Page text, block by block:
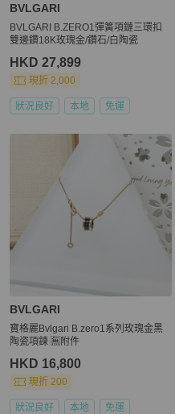
BVLGARI
BVLGARI B.ZERO1彈簧項鏈三環扣
雙邊鑽18K玫瑰金/鑽石/白陶瓷
HKD 27,899
現折 2,000
狀況良好 本地 免運
BVLGARI
寶格麗Bvlgari B.zero1系列玫瑰金黑
陶瓷項鍊 🈚附件
HKD 16,800
現折 200
狀況良好 本地 免運